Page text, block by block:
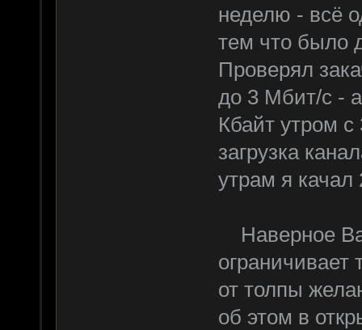
неделю - всё
тем что было
Проверял
до 3 Мбит/c -
Кбайт утром с
загрузка
утрам я качал
Наверное
ограничивает
от толпы
об этом в